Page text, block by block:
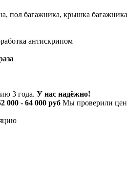
пол багажника, крышка
антискрипом
3 года. У нас надёжно!
000 - 64 000 руб Мы проверили